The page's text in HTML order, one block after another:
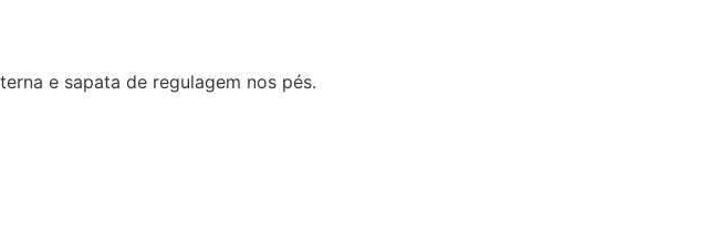
e sapata de regulagem nos pés.